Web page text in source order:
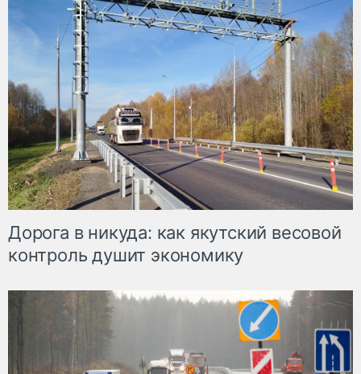
Дорога в никуда: как якутский весовой
контроль душит экономику